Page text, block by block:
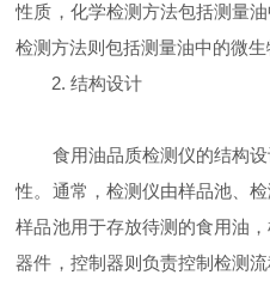
性质，化学检测方法包括测量
检测方法则包括测量油中的微生
2. 结构设计
食用油品质检测仪的结构设
性。通常，检测仪由样品池、
样品池用于存放待测的食用油
器件，控制器则负责控制检测